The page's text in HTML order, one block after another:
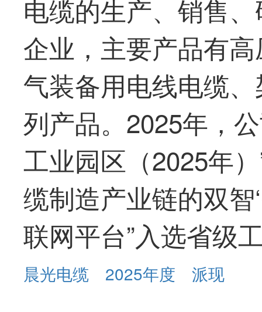
电缆的生产、销售
企业，主要产品有
气装备用电线电缆
列产品。2025年，
工业园区（2025年
缆制造产业链的双智
联网平台”入选省级
晨光电缆 2025年度 派现